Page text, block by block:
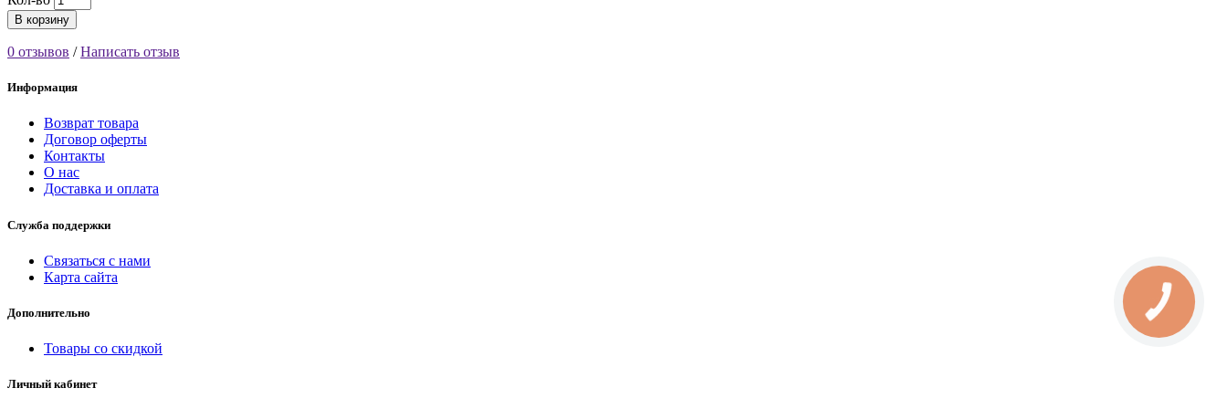
В корзину
0 отзывов /Написать отзыв
Информация
Возврат товара
Договор оферты
Контакты
О нас
Доставка и оплата
Служба поддержки
Связаться с нами
Карта сайта
Дополнительно
Товары со скидкой
Личный кабинет